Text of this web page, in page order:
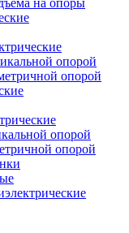
на опоры
опорой
опорой
опорой
опорой